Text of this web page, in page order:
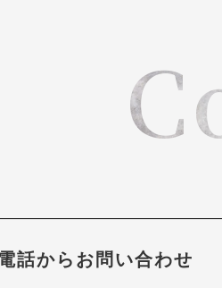
話からお問い合わせ